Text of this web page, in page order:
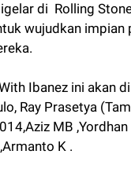
di Rolling
wujudkan
Ibanez ini akan
Ray Prasetya
MB
K .